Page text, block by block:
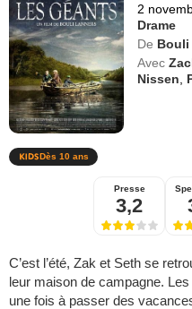
2
Drame
De Bouli
Avec
Nissen
Dès 10 ans
Presse
3,2
C’est l’été, Zak et Seth se
leur maison de campagne.
une fois à passer des